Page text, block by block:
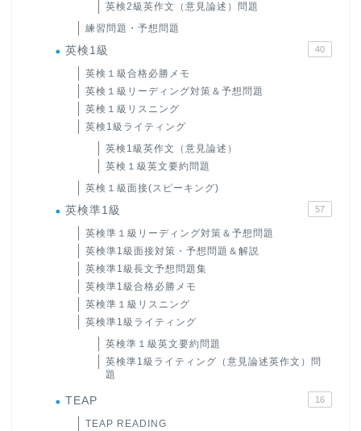
英検2級英作文（意見論述）問題
練習問題・予想問題
英検1級 40
英検１級合格必勝メモ
英検１級リーディング対策＆予想問題
英検１級リスニング
英検1級ライティング
英検1級英作文（意見論述）
英検１級英文要約問題
英検１級面接(スピーキング)
英検準1級 57
英検準１級リーディング対策＆予想問題
英検準1級面接対策・予想問題＆解説
英検準1級長文予想問題集
英検準1級合格必勝メモ
英検準１級リスニング
英検準1級ライティング
英検準１級英文要約問題
英検準1級ライティング（意見論述英作文）問
題
TEAP 16
TEAP READING